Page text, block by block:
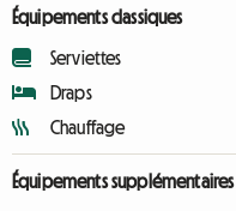
Équipements classiques
Serviettes
Draps
Chauffage
Équipements supplémentaires